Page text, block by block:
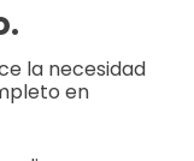
la necesidad
en